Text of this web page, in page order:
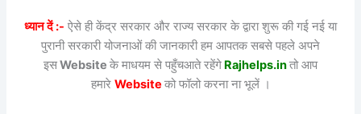
ध्यान दें :- ऐसे ही केंद्र सरकार और राज्य सरकार के द्वारा शुरू की गई नई या
पुरानी सरकारी योजनाओं की जानकारी हम आपतक सबसे पहले अपने
इसWebsite के माधयम से पहुँचआते रहेंगे Rajhelps.inतो आप
हमारे Website को फॉलो करना ना भूलें ।